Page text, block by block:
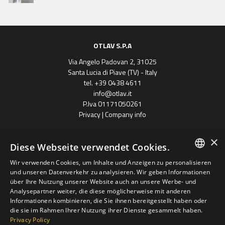
OTLAV S.P.A
Via Angelo Padovan 2, 31025
Santa Lucia di Piave (TV) - Italy
tel. +39 0438 4611
info@otlav.it
P.Iva 01171050261
Privacy|Company info
Progetto finanziato
con il POR FESR 2014 - 2020
Regione Veneto
ENGLISH
SPANISH
FRENCH
×
Diese Webseite verwendet Cookies.
Wir verwenden Cookies, um Inhalte und Anzeigen zu personalisieren
und unseren Datenverkehr zu analysieren. Wir geben Informationen
über Ihre Nutzung unserer Website auch an unsere Werbe- und
Analysepartner weiter, die diese möglicherweise mit anderen
Informationen kombinieren, die Sie ihnen bereitgestellt haben oder
die sie im Rahmen Ihrer Nutzung ihrer Dienste gesammelt haben.
Privacy Policy